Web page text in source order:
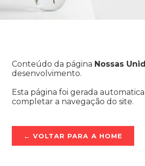
Conteúdo da página Nossas
desenvolvimento.
Esta página foi gerada
completar a navegação do site.
← VOLTAR PARA A HOME